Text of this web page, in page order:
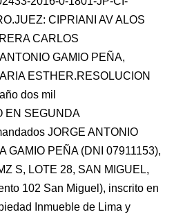
CIPRIANI AV ALOS
CARLOS
GAMIO PEÑA,
ESTHER.RESOLUCION
dos mil
EN SEGUNDA
JORGE ANTONIO
GAMIO PEÑA (DNI 07911153),
S, LOTE 28, SAN MIGUEL,
102 San Miguel), inscrito en
Inmueble de Lima y